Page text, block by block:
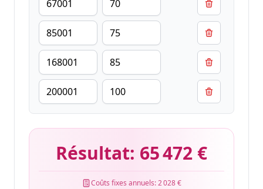
Résultat: 65 472 €
Coûts fixes annuels:2 028 €